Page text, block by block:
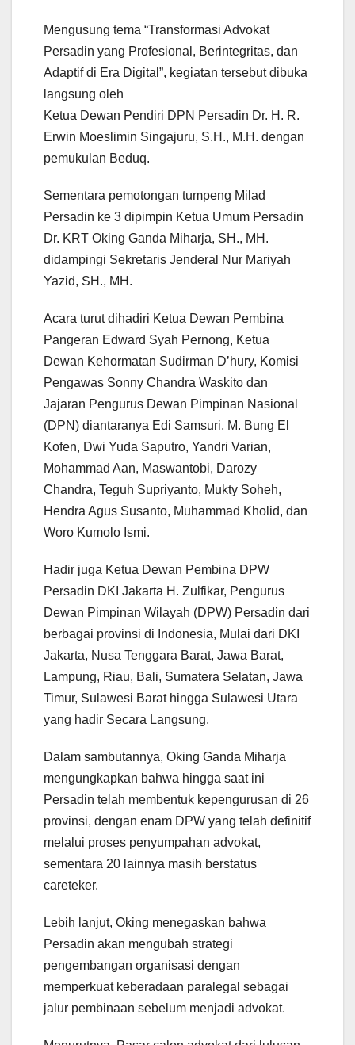
Mengusung tema “Transformasi Advokat
Persadin yang Profesional, Berintegritas, dan
Adaptif di Era Digital”, kegiatan tersebut dibuka
langsung oleh
Ketua Dewan Pendiri DPN Persadin Dr. H. R.
Erwin Moeslimin Singajuru, S.H., M.H. dengan
pemukulan Beduq.
Sementara pemotongan tumpeng Milad
Persadin ke 3 dipimpin Ketua Umum Persadin
Dr. KRT Oking Ganda Miharja, SH., MH.
didampingi Sekretaris Jenderal Nur Mariyah
Yazid, SH., MH.
Acara turut dihadiri Ketua Dewan Pembina
Pangeran Edward Syah Pernong, Ketua
Dewan Kehormatan Sudirman D’hury, Komisi
Pengawas Sonny Chandra Waskito dan
Jajaran Pengurus Dewan Pimpinan Nasional
(DPN) diantaranya Edi Samsuri, M. Bung El
Kofen, Dwi Yuda Saputro, Yandri Varian,
Mohammad Aan, Maswantobi, Darozy
Chandra, Teguh Supriyanto, Mukty Soheh,
Hendra Agus Susanto, Muhammad Kholid, dan
Woro Kumolo Ismi.
Hadir juga Ketua Dewan Pembina DPW
Persadin DKI Jakarta H. Zulfikar, Pengurus
Dewan Pimpinan Wilayah (DPW) Persadin dari
berbagai provinsi di Indonesia, Mulai dari DKI
Jakarta, Nusa Tenggara Barat, Jawa Barat,
Lampung, Riau, Bali, Sumatera Selatan, Jawa
Timur, Sulawesi Barat hingga Sulawesi Utara
yang hadir Secara Langsung.
Dalam sambutannya, Oking Ganda Miharja
mengungkapkan bahwa hingga saat ini
Persadin telah membentuk kepengurusan di 26
provinsi, dengan enam DPW yang telah definitif
melalui proses penyumpahan advokat,
sementara 20 lainnya masih berstatus
careteker.
Lebih lanjut, Oking menegaskan bahwa
Persadin akan mengubah strategi
pengembangan organisasi dengan
memperkuat keberadaan paralegal sebagai
jalur pembinaan sebelum menjadi advokat.